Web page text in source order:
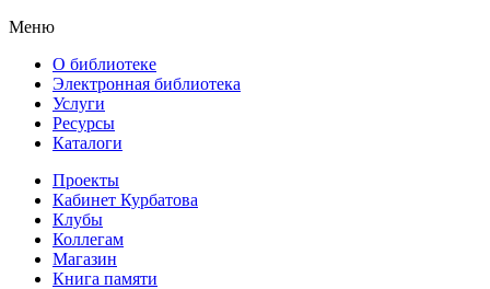
Меню
О библиотеке
Электронная библиотека
Услуги
Ресурсы
Каталоги
Проекты
Кабинет Курбатова
Клубы
Коллегам
Магазин
Книга памяти